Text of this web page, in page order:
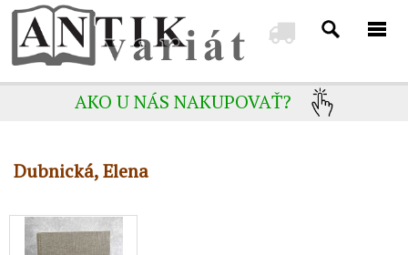
AKO U NÁS NAKUPOVAŤ?
Dubnická, Elena